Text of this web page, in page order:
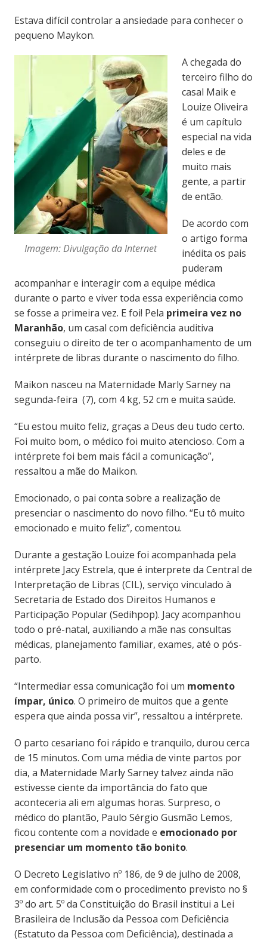
Estava difícil controlar a ansiedade para conhecer o
pequeno Maykon.
Imagem: Divulgação da Internet
A chegada do
terceiro filho do
casal Maik e
Louize Oliveira
é um capítulo
especial na vida
deles e de
muito mais
gente, a partir
de então.
De acordo com
o artigo forma
inédita os pais
puderam
acompanhar e interagir com a equipe médica
durante o parto e viver toda essa experiência como
se fosse a primeira vez. E foi! Pela primeira vez no
Maranhão, um casal com deficiência auditiva
conseguiu o direito de ter o acompanhamento de um
intérprete de libras durante o nascimento do filho.
Maikon nasceu na Maternidade Marly Sarney na
segunda-feira (7), com 4 kg, 52 cm e muita saúde.
“Eu estou muito feliz, graças a Deus deu tudo certo.
Foi muito bom, o médico foi muito atencioso. Com a
intérprete foi bem mais fácil a comunicação”,
ressaltou a mãe do Maikon.
Emocionado, o pai conta sobre a realização de
presenciar o nascimento do novo filho. “Eu tô muito
emocionado e muito feliz”, comentou.
Durante a gestação Louize foi acompanhada pela
intérprete Jacy Estrela, que é interprete da Central de
Interpretação de Libras (CIL), serviço vinculado à
Secretaria de Estado dos Direitos Humanos e
Participação Popular (Sedihpop). Jacy acompanhou
todo o pré-natal, auxiliando a mãe nas consultas
médicas, planejamento familiar, exames, até o pós-
parto.
“Intermediar essa comunicação foi um momento
ímpar, único. O primeiro de muitos que a gente
espera que ainda possa vir”, ressaltou a intérprete.
O parto cesariano foi rápido e tranquilo, durou cerca
de 15 minutos. Com uma média de vinte partos por
dia, a Maternidade Marly Sarney talvez ainda não
estivesse ciente da importância do fato que
aconteceria ali em algumas horas. Surpreso, o
médico do plantão, Paulo Sérgio Gusmão Lemos,
ficou contente com a novidade e emocionado por
presenciar um momento tão bonito.
O Decreto Legislativo nº 186, de 9 de julho de 2008,
em conformidade com o procedimento previsto no §
3º do art. 5º da Constituição do Brasil institui a Lei
Brasileira de Inclusão da Pessoa com Deficiência
(Estatuto da Pessoa com Deficiência), destinada a